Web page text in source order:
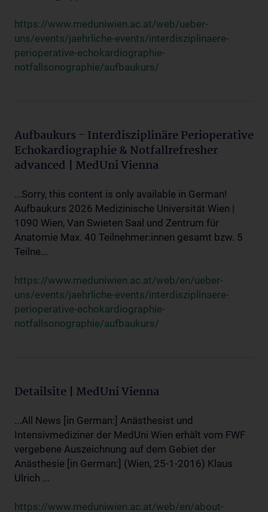
https://www.meduniwien.ac.at/web/ueber-
uns/events/jaehrliche-events/interdisziplinaere-
perioperative-echokardiographie-
notfallsonographie/aufbaukurs/
Aufbaukurs - Interdisziplinäre Perioperative
Echokardiographie & Notfallrefresher
advanced | MedUni Vienna
...Sorry, this content is only available in German!
Aufbaukurs 2026 Medizinische Universität Wien |
1090 Wien, Van Swieten Saal und Zentrum für
Anatomie Max. 40 Teilnehmer:innen gesamt bzw. 5
Teilne...
https://www.meduniwien.ac.at/web/en/ueber-
uns/events/jaehrliche-events/interdisziplinaere-
perioperative-echokardiographie-
notfallsonographie/aufbaukurs/
Detailsite | MedUni Vienna
...All News [in German:] Anästhesist und
Intensivmediziner der MedUni Wien erhält vom FWF
vergebene Auszeichnung auf dem Gebiet der
Anästhesie [in German:] (Wien, 25-1-2016) Klaus
Ulrich ...
https://www.meduniwien.ac.at/web/en/about-